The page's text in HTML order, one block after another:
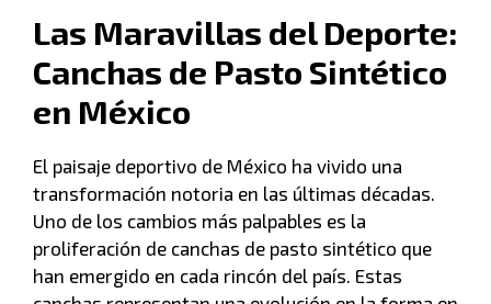
Las Maravillas del Deporte:
Canchas de Pasto Sintético
en México
El paisaje deportivo de México ha vivido una
transformación notoria en las últimas décadas.
Uno de los cambios más palpables es la
proliferación de canchas de pasto sintético que
han emergido en cada rincón del país. Estas